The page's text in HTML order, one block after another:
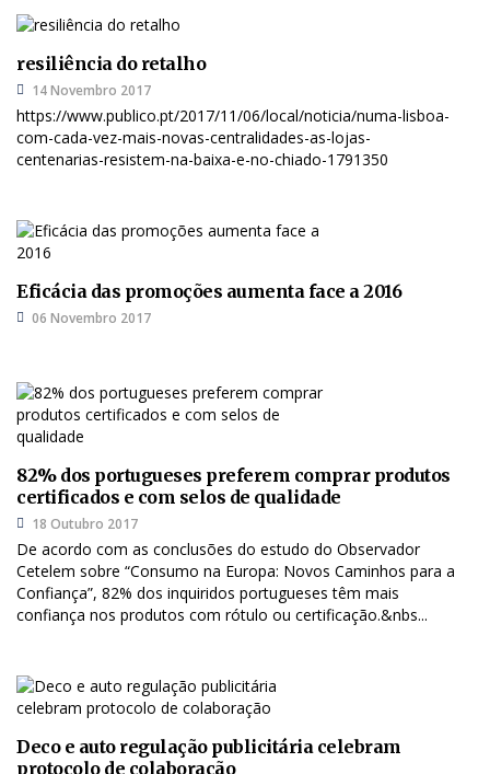
resiliência do retalho
14 Novembro 2017
https://www.publico.pt/2017/11/06/local/noticia/numa-lisboa-
com-cada-vez-mais-novas-centralidades-as-lojas-
centenarias-resistem-na-baixa-e-no-chiado-1791350
Eficácia das promoções aumenta face a 2016
06 Novembro 2017
82% dos portugueses preferem comprar produtos
certificados e com selos de qualidade
18 Outubro 2017
De acordo com as conclusões do estudo do Observador
Cetelem sobre “Consumo na Europa: Novos Caminhos para a
Confiança”, 82% dos inquiridos portugueses têm mais
confiança nos produtos com rótulo ou certificação.&nbs...
Deco e auto regulação publicitária celebram
protocolo de colaboração